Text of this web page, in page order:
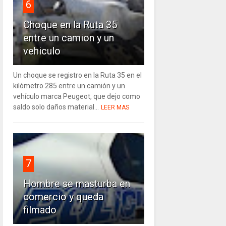
6
Choque en la Ruta 35
entre un camion y un
vehiculo
Un choque se registro en la Ruta 35 en el
kilómetro 285 entre un camión y un
vehículo marca Peugeot, que dejo como
saldo solo daños material... LEER MAS
7
Hombre se masturba en
comercio y queda
filmado